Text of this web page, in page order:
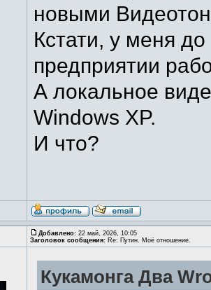
новыми
Кстати, у меня
предприятии
А локальное
Windows XP.
И что?
Добавлено: 22 май, 2026, 10:05
Заголовок сообщения: Re: Путин. Моё отношение.
Кукамонга Два